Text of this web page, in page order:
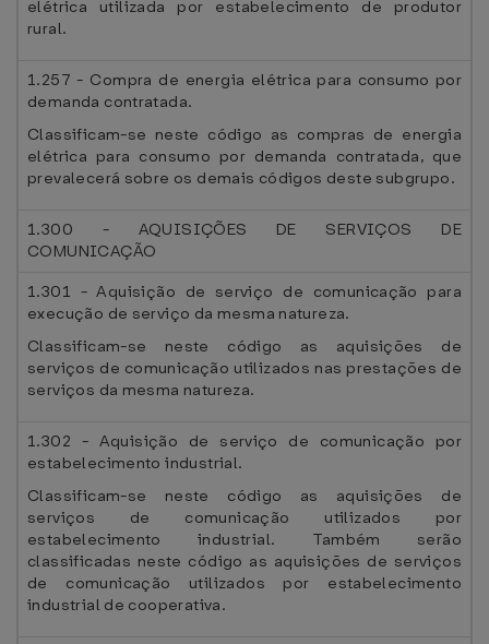
elétrica utilizada por estabelecimento de produtor
rural.
1.257 - Compra de energia elétrica para consumo por
demanda contratada.
Classificam-se neste código as compras de energia
elétrica para consumo por demanda contratada, que
prevalecerá sobre os demais códigos deste subgrupo.
1.300 - AQUISIÇÕES DE SERVIÇOS DE
COMUNICAÇÃO
1.301 - Aquisição de serviço de comunicação para
execução de serviço da mesma natureza.
Classificam-se neste código as aquisições de
serviços de comunicação utilizados nas prestações de
serviços da mesma natureza.
1.302 - Aquisição de serviço de comunicação por
estabelecimento industrial.
Classificam-se neste código as aquisições de
serviços de comunicação utilizados por
estabelecimento industrial. Também serão
classificadas neste código as aquisições de serviços
de comunicação utilizados por estabelecimento
industrial de cooperativa.